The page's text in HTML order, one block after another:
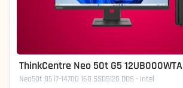
ThinkCentre Neo 50t G5 12UB000WTA
Neo50t G5 i7-14700 16G SSD512G DOS - Intel